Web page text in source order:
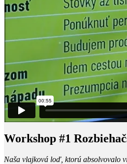
Workshop #1
Naša vlajková loď, ktorú absolvovalo